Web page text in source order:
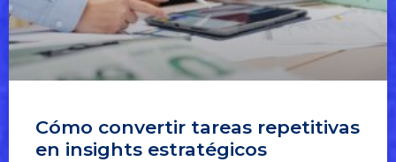
Cómo convertir tareas repetitivas
en insights estratégicos